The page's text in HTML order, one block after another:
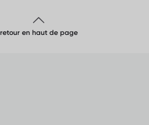
retour en haut de page